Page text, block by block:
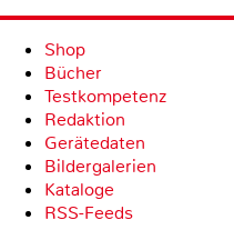
Shop
Bücher
Testkompetenz
Redaktion
Gerätedaten
Bildergalerien
Kataloge
RSS-Feeds